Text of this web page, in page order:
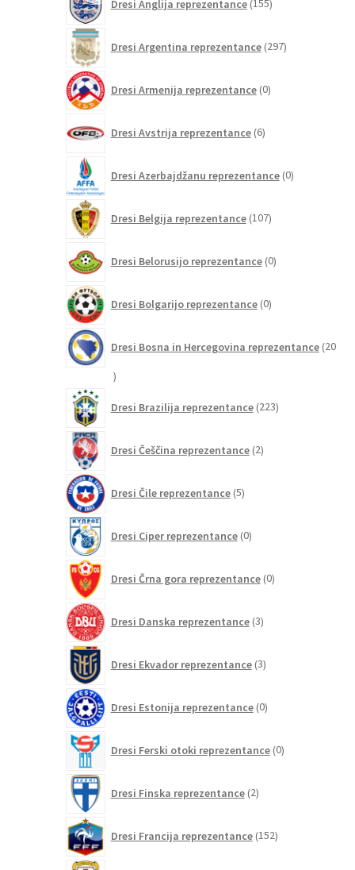
Dresi Anglija reprezentance 155izdelkov
Dresi Argentina reprezentance 297izdelkov
Dresi Armenija reprezentance 0izdelkov
Dresi Avstrija reprezentance 6izdelkov
Dresi Azerbajdžanu reprezentance 0izdelkov
Dresi Belgija reprezentance 107izdelkov
Dresi Belorusijo reprezentance 0izdelkov
Dresi Bolgarijo reprezentance 0izdelkov
Dresi Bosna in Hercegovina reprezentance 20
20
Dresi Brazilija reprezentance 223izdelkov
Dresi Češčina reprezentance 2izdelka
Dresi Čile reprezentance 5izdelkov
Dresi Ciper reprezentance 0izdelkov
Dresi Črna gora reprezentance 0izdelkov
Dresi Danska reprezentance 3izdelki
Dresi Ekvador reprezentance 3izdelki
Dresi Estonija reprezentance 0izdelkov
Dresi Ferski otoki reprezentance 0izdelkov
Dresi Finska reprezentance 2izdelka
Dresi Francija reprezentance 152izdelkov